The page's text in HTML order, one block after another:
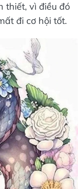
thiết, vì điều đó
đi cơ hội tốt.